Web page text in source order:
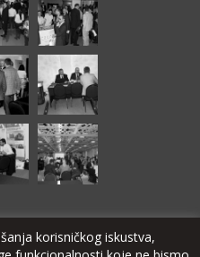
korisničkog iskustva,